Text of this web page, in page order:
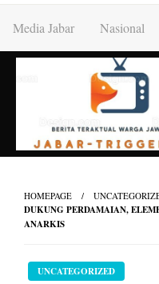
content
Media Jabar Nasional
HOMEPAGE
DUKUNG PERDAMAIAN,
ANARKIS
UNCATEGORIZED